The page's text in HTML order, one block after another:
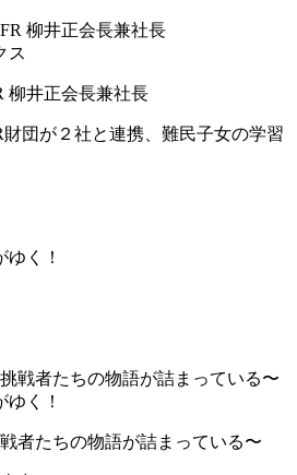
ス
柳井正会長兼社長
団が２社と連携、難民子女の学習
ゆく！
ゆく！
者たちの物語が詰まっている〜